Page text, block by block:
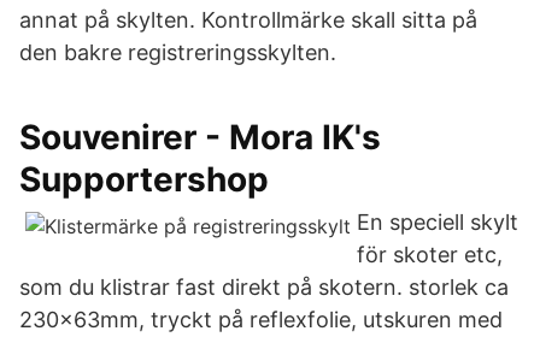
annat på skylten. Kontrollmärke skall sitta på
den bakre registreringsskylten.
Souvenirer - Mora IK's
Supportershop
En speciell skylt
för skoter etc,
som du klistrar fast direkt på skotern. storlek ca
230x63mm, tryckt på reflexfolie, utskuren med